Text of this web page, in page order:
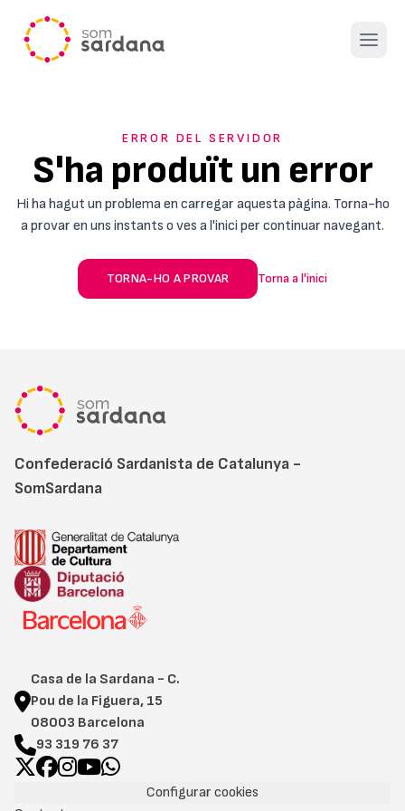
Open
ERROR DEL SERVIDOR
S'ha produït un error
Hi ha hagut un problema en carregar aquesta pàgina. Torna-ho
a provar en uns instants o ves a l'inici per continuar navegant.
TORNA-HO A PROVAR Torna a l'inici
Confederació Sardanista de Catalunya -
SomSardana
Casa de la Sardana - C.
Pou de la Figuera, 15
08003 Barcelona
93 319 76 37
Configurar cookies